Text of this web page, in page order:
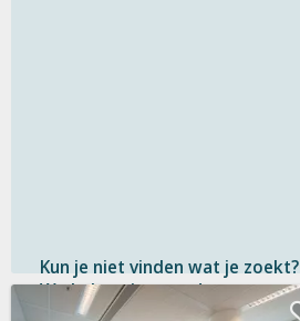
Kun je niet vinden wat je zoekt?
We helpen je graag!